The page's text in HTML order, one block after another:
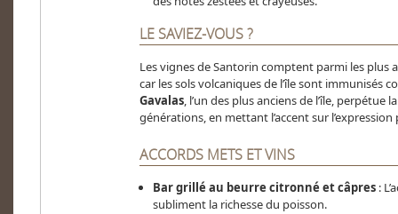
LE SAVIEZ-VOUS ?
Les vignes de Santorin comptent parmi les plus
car les sols volcaniques de l’île sont immunisés
Gavalas, l’un des plus anciens de l’île,
générations, en mettant l’accent sur
ACCORDS METS ET VINS
Bar grillé au beurre citronné et câpres:
subliment la richesse du poisson.